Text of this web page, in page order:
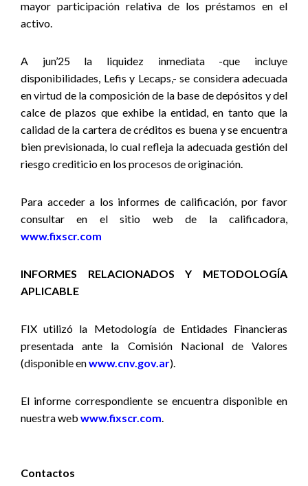
mayor participación relativa de los préstamos en el
activo.
A jun’25 la liquidez inmediata -que incluye
disponibilidades, Lefis y Lecaps,- se considera adecuada
en virtud de la composición de la base de depósitos y del
calce de plazos que exhibe la entidad, en tanto que la
calidad de la cartera de créditos es buena y se encuentra
bien previsionada, lo cual refleja la adecuada gestión del
riesgo crediticio en los procesos de originación.
Para acceder a los informes de calificación, por favor
consultar en el sitio web de la calificadora,
www.fixscr.com
INFORMES RELACIONADOS Y METODOLOGÍA
APLICABLE
FIX utilizó la Metodología de Entidades Financieras
presentada ante la Comisión Nacional de Valores
(disponible enwww.cnv.gov.ar).
El informe correspondiente se encuentra disponible en
nuestra web www.fixscr.com.
Contactos